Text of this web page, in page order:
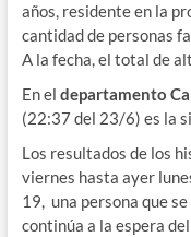
años, residente en la
cantidad de personas
A la fecha, el total de
En el departamento
(22:37 del 23/6) es la
Los resultados de los
viernes hasta ayer
19, una persona que
continúa a la espera